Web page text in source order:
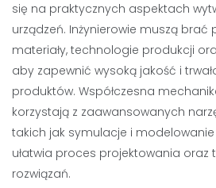
się na praktycznych aspektach
urządzeń. Inżynierowie muszą brać
materiały, technologie produkcji
aby zapewnić wysoką jakość i
produktów. Współczesna
korzystają z zaawansowanych
takich jak symulacje i
ułatwia proces projektowania oraz
rozwiązań.